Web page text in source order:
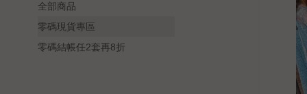
全部商品
零碼現貨專區
零碼結帳任2套再8折